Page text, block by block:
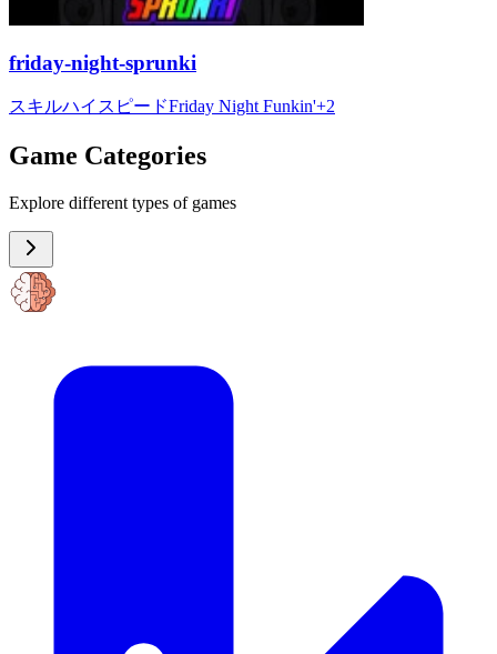
friday-night-sprunki
スキルハイスピードFriday Night Funkin'+2
Game Categories
Explore different types of games